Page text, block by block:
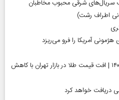
سریال‌های شرقی محبوب مخاطبان
اطراف رشت)
آمریکا را فرو می‌ریزد
قیمت طلا و سکه امروز ۱۱ مرداد ۱۴۰۵ | افت قیمت طلا در بازار تهران با کاهش
دریافت خواهد کرد